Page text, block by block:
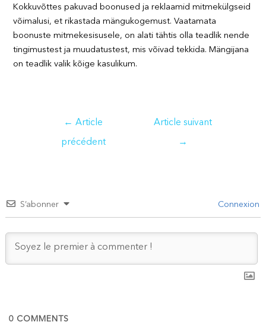
Kokkuvõttes pakuvad boonused ja reklaamid mitmekülgseid
võimalusi, et rikastada mängukogemust. Vaatamata
boonuste mitmekesisusele, on alati tähtis olla teadlik nende
tingimustest ja muudatustest, mis võivad tekkida. Mängijana
on teadlik valik kõige kasulikum.
← Article
précédent
Article suivant
→
S’abonner Connexion
0COMMENTS